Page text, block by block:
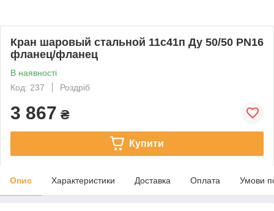
Кран шаровый стальной 11с41п Ду 50/50 PN16
фланец/фланец
В наявності
Код: 237
Роздріб
3 867 ₴
Купити
Опис Характеристики Доставка Оплата Умови